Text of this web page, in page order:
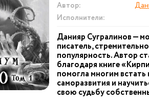
Автор:
Исполнители:
Данияр Сугралинов —
писатель,
популярность. Автор
благодаря книге
помогла многим встать
саморазвития и
свою судьбу